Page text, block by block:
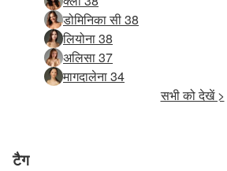
डोमिनिका सी 38
लियोना 38
अलिसा 37
मागदालेना 34
सभी को देखें >
टैग